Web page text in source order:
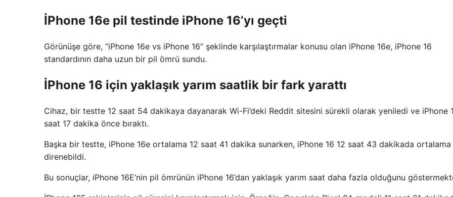
İPhone 16e pil testinde iPhone 16’yı geçti
Görünüşe göre, “iPhone 16e vs iPhone 16” şeklinde karşılaştırmalar konusu olan iPhone 16e, iPhone 16
standardının daha uzun bir pil ömrü sundu.
İPhone 16 için yaklaşık yarım saatlik bir fark yarattı
Cihaz, bir testte 12 saat 54 dakikaya dayanarak Wi-Fi’deki Reddit sitesini sürekli olarak yeniledi ve iPhone
saat 17 dakika önce bıraktı.
Başka bir testte, iPhone 16e ortalama 12 saat 41 dakika sunarken, iPhone 16 12 saat 43 dakikada ortalama
direnebildi.
Bu sonuçlar, iPhone 16E’nin pil ömrünün iPhone 16’dan yaklaşık yarım saat daha fazla olduğunu